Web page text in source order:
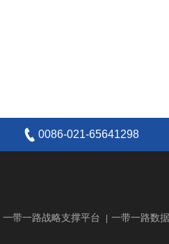
0086-021-65641298
一带一路战略支撑平台 一带一路数